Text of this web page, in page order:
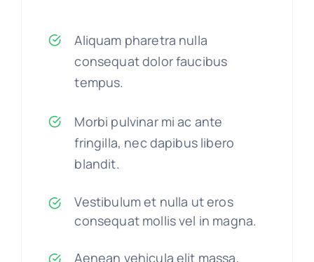
Aliquam pharetra nulla
consequat dolor faucibus
tempus.
Morbi pulvinar mi ac ante
fringilla, nec dapibus libero
blandit.
Vestibulum et nulla ut eros
consequat mollis vel in magna.
Aenean vehicula elit massa,